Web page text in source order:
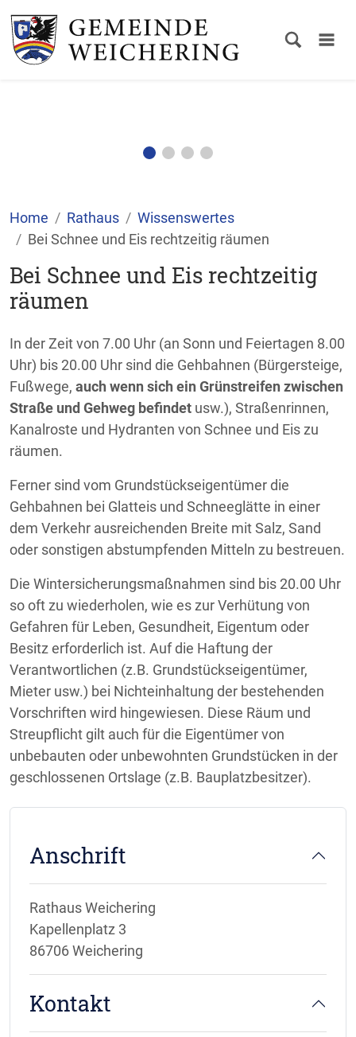
Home Rathaus
Wissenswertes
Bei Schnee und Eis rechtzeitig räumen
Bei Schnee und Eis rechtzeitig
räumen
In der Zeit von 7.00 Uhr (an Sonn und Feiertagen 8.00
Uhr) bis 20.00 Uhr sind die Gehbahnen (Bürgersteige,
Fußwege, auch wenn sich ein Grünstreifen zwischen
Straße und Gehweg befindet usw.), Straßenrinnen,
Kanalroste und Hydranten von Schnee und Eis zu
räumen.
Ferner sind vom Grundstückseigentümer die
Gehbahnen bei Glatteis und Schneeglätte in einer
dem Verkehr ausreichenden Breite mit Salz, Sand
oder sonstigen abstumpfenden Mitteln zu bestreuen.
Die Wintersicherungsmaßnahmen sind bis 20.00 Uhr
so oft zu wiederholen, wie es zur Verhütung von
Gefahren für Leben, Gesundheit, Eigentum oder
Besitz erforderlich ist. Auf die Haftung der
Verantwortlichen (z.B. Grundstückseigentümer,
Mieter usw.) bei Nichteinhaltung der bestehenden
Vorschriften wird hingewiesen. Diese Räum und
Streupflicht gilt auch für die Eigentümer von
unbebauten oder unbewohnten Grundstücken in der
geschlossenen Ortslage (z.B. Bauplatzbesitzer).
Anschrift
Rathaus Weichering
Kapellenplatz 3
86706 Weichering
Kontakt